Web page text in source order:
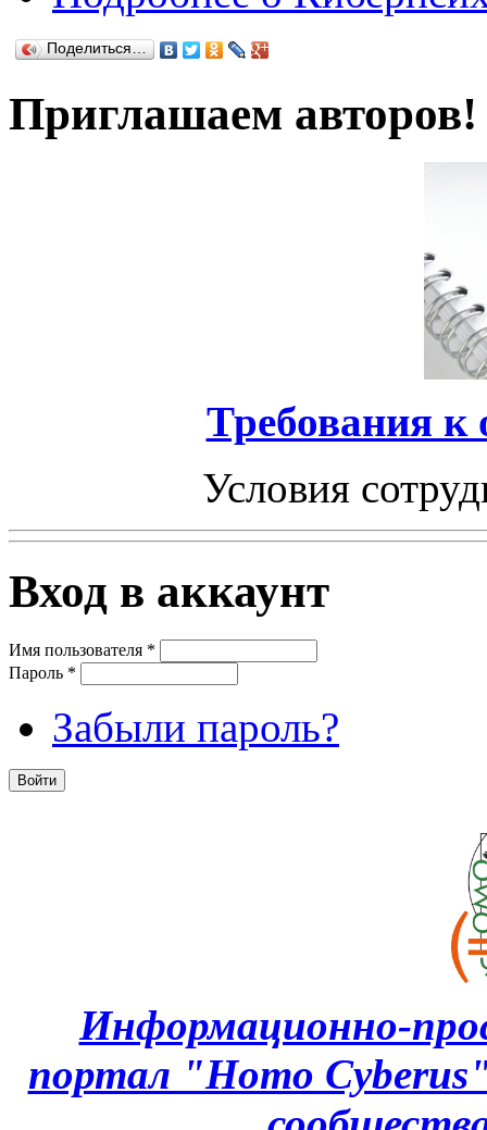
Поделиться…
Приглашаем авторов!
Требования к
Условия
Вход в аккаунт
Имя пользователя *
Пароль *
Забыли пароль?
Информационно-
портал "Homo